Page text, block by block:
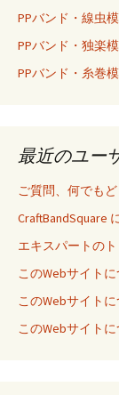
PPバンド・線虫
PPバンド・独楽
PPバンド・糸巻
最近のユー
ご質問、何でもど
CraftBandSquare
エキスパートの
このWebサイト
このWebサイト
このWebサイト